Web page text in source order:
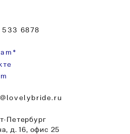
533 6878
@lovelybride.ru
Петербург
д. 16, офис 25